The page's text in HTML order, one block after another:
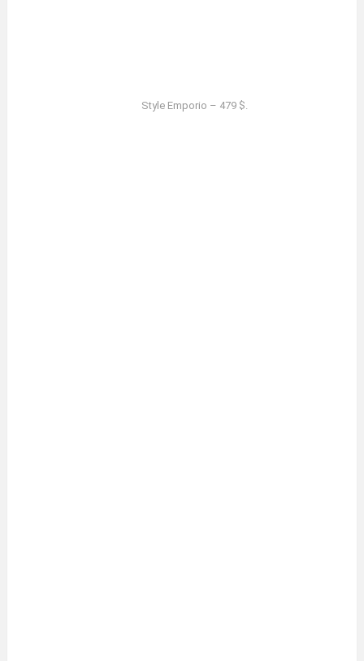
Style Emporio – 479 $.